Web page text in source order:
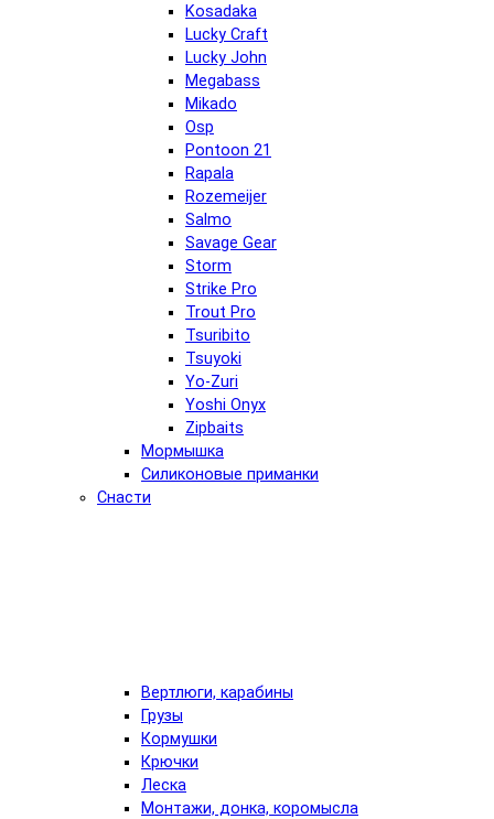
Kosadaka
Lucky Craft
Lucky John
Megabass
Mikado
Osp
Pontoon 21
Rapala
Rozemeijer
Salmo
Savage Gear
Storm
Strike Pro
Trout Pro
Tsuribito
Tsuyoki
Yo-Zuri
Yoshi Onyx
Zipbaits
Мормышка
Силиконовые приманки
Снасти
Вертлюги, карабины
Грузы
Кормушки
Крючки
Леска
Монтажи, донка, коромысла